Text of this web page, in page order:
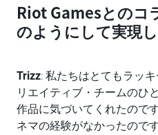
Riot Gamesとのコ
のようにして実現
Trizz: 私たちはとてもラッ
リエイティブ・チームのひ
作品に気づいてくれたので
ネマの経験がなかったので